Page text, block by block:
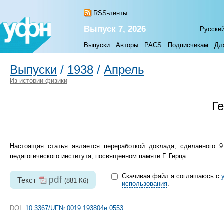
RSS-ленты
Выпуск 7, 2026
Выпуски Авторы PACS Подписчикам
Выпуски / 1938 / Апрель
Из истории физики
Настоящая статья является переработкой доклада,
педагогического института, посвященном памяти Г. Герца.
Текст pdf (881 Кб)
Скачивая файл я соглашаюсь с
использования.
DOI: 10.3367/UFNr.0019.193804e.0553